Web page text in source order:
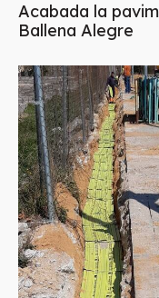
Acabada la
Ballena Alegre